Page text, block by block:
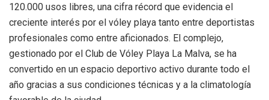
120.000 usos libres, una cifra récord que evidencia el
creciente interés por el vóley playa tanto entre deportistas
profesionales como entre aficionados. El complejo,
gestionado por el Club de Vóley Playa La Malva, se ha
convertido en un espacio deportivo activo durante todo el
año gracias a sus condiciones técnicas y a la climatología